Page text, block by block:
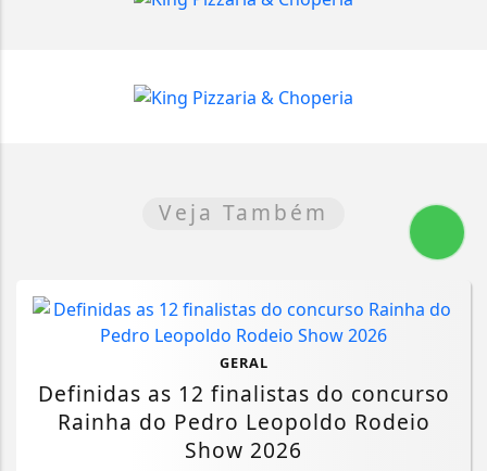
Veja Também
GERAL
Definidas as 12 finalistas do concurso
Rainha do Pedro Leopoldo Rodeio
Show 2026